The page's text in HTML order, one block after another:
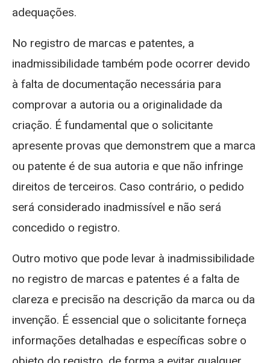
adequações.
No registro de marcas e patentes, a
inadmissibilidade também pode ocorrer devido
à falta de documentação necessária para
comprovar a autoria ou a originalidade da
criação. É fundamental que o solicitante
apresente provas que demonstrem que a marca
ou patente é de sua autoria e que não infringe
direitos de terceiros. Caso contrário, o pedido
será considerado inadmissível e não será
concedido o registro.
Outro motivo que pode levar à inadmissibilidade
no registro de marcas e patentes é a falta de
clareza e precisão na descrição da marca ou da
invenção. É essencial que o solicitante forneça
informações detalhadas e específicas sobre o